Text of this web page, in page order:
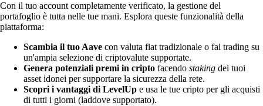
Con il tuo account completamente verificato, la gestione del
portafoglio è tutta nelle tue mani. Esplora queste funzionalità della
piattaforma:
Scambia il tuo Aave con valuta fiat tradizionale o fai trading su
un'ampia selezione di criptovalute supportate.
Genera potenziali premi in cripto facendo staking dei tuoi
asset idonei per supportare la sicurezza della rete.
Scopri i vantaggi di LevelUp e usa le tue cripto per gli acquisti
di tutti i giorni (laddove supportato).